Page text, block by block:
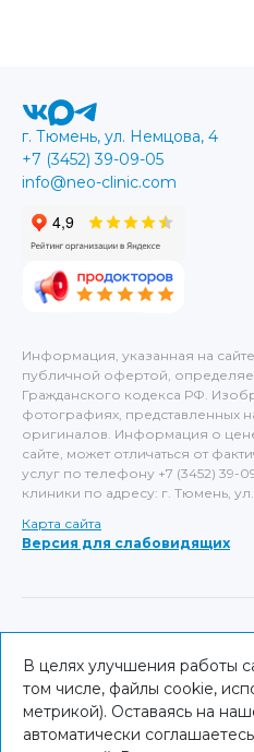
Информация, указанная на сайте
публичной офертой,
Гражданского кодекса РФ.
фотографиях, представленных
оригиналов. Информация о цене
сайте, может отличаться от
услуг по телефону +7 (3452) 39-
клиники по адресу: г. Тюмень,
Карта сайта
Версия для слабовидящих
г. Тюмень, ул. Немцова, 4
+7 (3452) 39-09-05
info@neo-clinic.com
© NEO Clinic — 2026
КОНСУЛЬТАЦИЯ СПЕЦИАЛИСТА
В целях улучшения работы
том числе, файлы cookie,
метрикой). Оставаясь на
автоматически